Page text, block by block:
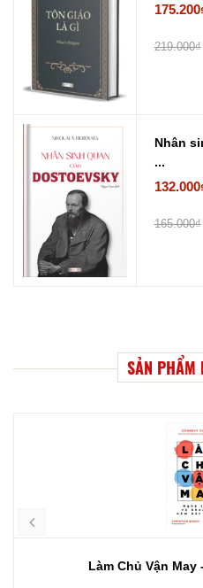
219.000₫
Nhân
...
165.000₫
SẢN PHẨM
Làm Chủ Vận May